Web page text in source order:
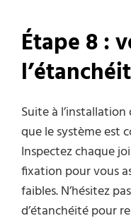
Étape 8 :
Suite à
que le système est
Inspectez chaque
fixation pour vous
faibles. N’hésitez
d’étanchéité pour